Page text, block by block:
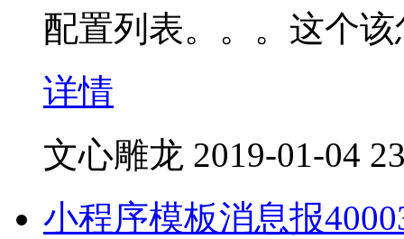
配置列表。。。这个该
详情
文心雕龙 2019-01-04
小程序模板消息报